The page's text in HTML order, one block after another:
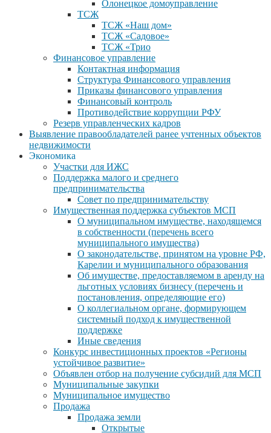
Олонецкое домоуправление
ТСЖ
ТСЖ «Наш дом»
ТСЖ «Садовое»
ТСЖ «Трио
Финансовое управление
Контактная информация
Структура Финансового управления
Приказы финансового управления
Финансовый контроль
Противодействие коррупции РФУ
Резерв управленческих кадров
Выявление правообладателей ранее учтенных объектов
недвижимости
Экономика
Участки для ИЖС
Поддержка малого и среднего
предпринимательства
Совет по предпринимательству
Имущественная поддержка субъектов МСП
О муниципальном имуществе, находящемся
в собственности (перечень всего
муниципального имущества)
О законодательстве, принятом на уровне РФ,
Карелии и муниципального образования
Об имуществе, предоставляемом в аренду на
льготных условиях бизнесу (перечень и
постановления, определяющие его)
О коллегиальном органе, формирующем
системный подход к имущественной
поддержке
Иные сведения
Конкурс инвестиционных проектов «Регионы
устойчивое развитие»
Объявлен отбор на получение субсидий для МСП
Муниципальные закупки
Муниципальное имущество
Продажа
Продажа земли
Открытые